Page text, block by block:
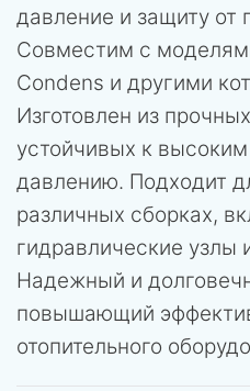
давление и защиту от
Совместим с
Condens и другими
Изготовлен из
устойчивых к
давлению. Подходит
различных сборках,
гидравлические узлы
Надежный и
повышающий
отопительного